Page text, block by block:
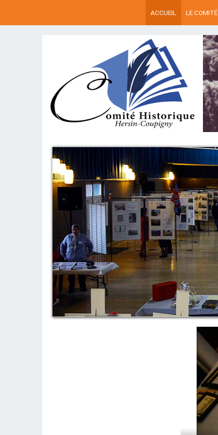
ACCUEIL LE COMITÉ